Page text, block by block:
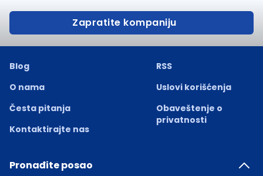
Zapratite kompaniju
Blog
O nama
Česta pitanja
Kontaktirajte nas
RSS
Uslovi korišćenja
Obaveštenje o
privatnosti
Pronađite posao